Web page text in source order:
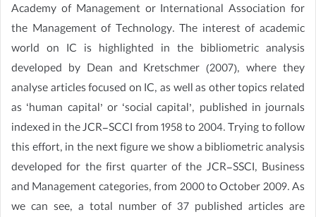
Academy of Management or International Association for
the Management of Technology. The interest of academic
world on IC is highlighted in the bibliometric analysis
developed by Dean and Kretschmer (2007), where they
analyse articles focused on IC, as well as other topics related
as ‘human capital’ or ‘social capital’, published in journals
indexed in the JCR-SCCI from 1958 to 2004. Trying to follow
this effort, in the next figure we show a bibliometric analysis
developed for the first quarter of the JCR-SSCI, Business
and Management categories, from 2000 to October 2009. As
we can see, a total number of 37 published articles are